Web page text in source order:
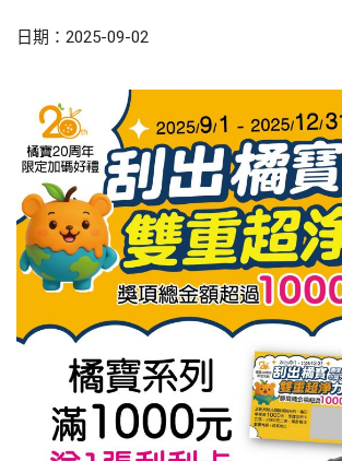
日期：2025-09-02